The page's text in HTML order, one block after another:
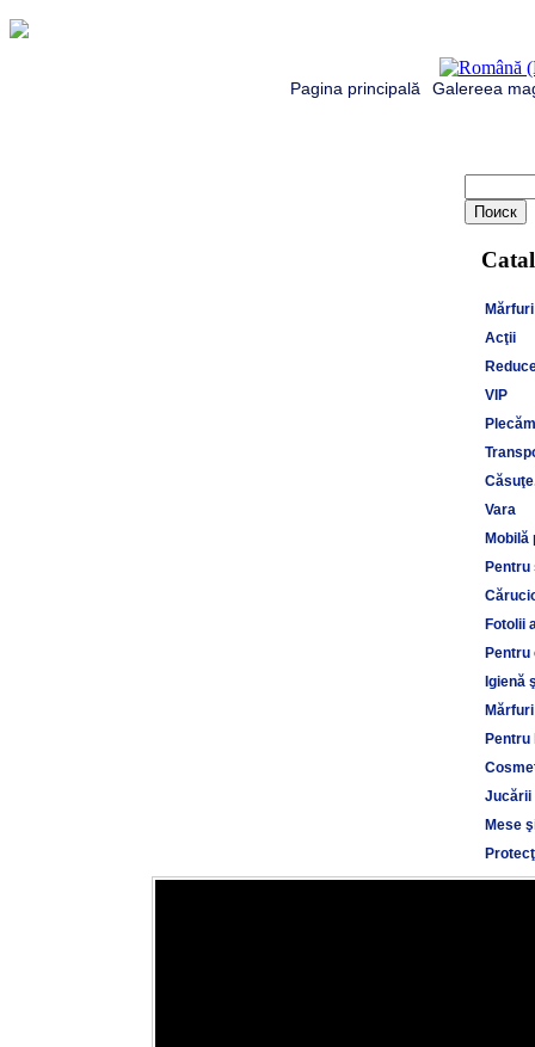
Pagina principală Galereea
Acţii
VIP
Vara
Mobilă
Pentru
Fotolii
Igienă
Pentru
Jucării
Mese